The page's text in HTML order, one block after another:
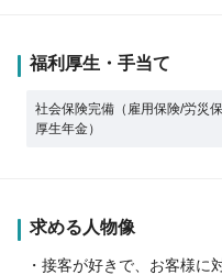
福利厚生・手当て
社会保険完備（雇用保険/労災
厚生年金）
求める人物像
・接客が好きで、お客様に